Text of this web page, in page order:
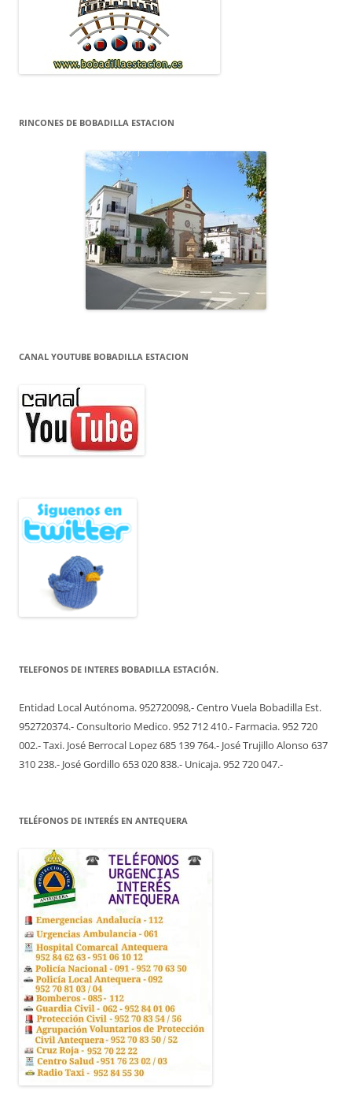
RINCONES DE BOBADILLA ESTACION
CANAL YOUTUBE BOBADILLA ESTACION
TELEFONOS DE INTERES BOBADILLA ESTACIÓN.
Entidad Local Autónoma. 952720098,- Centro Vuela Bobadilla Est.
952720374.- Consultorio Medico. 952 712 410.- Farmacia. 952 720
002.- Taxi. José Berrocal Lopez 685 139 764.- José Trujillo Alonso 637
310 238.- José Gordillo 653 020 838.- Unicaja. 952 720 047.-
TELÉFONOS DE INTERÉS EN ANTEQUERA